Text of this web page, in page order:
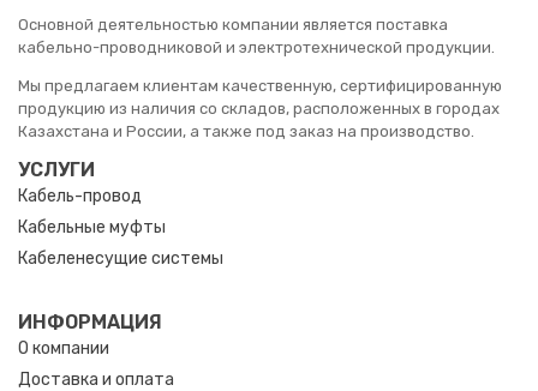
Основной деятельностью компании является поставка
кабельно-проводниковой и электротехнической продукции.
Мы предлагаем клиентам качественную, сертифицированную
продукцию из наличия со складов, расположенных в городах
Казахстана и России, а также под заказ на производство.
УСЛУГИ
Кабель-провод
Кабельные муфты
Кабеленесущие системы
ИНФОРМАЦИЯ
О компании
Доставка и оплата